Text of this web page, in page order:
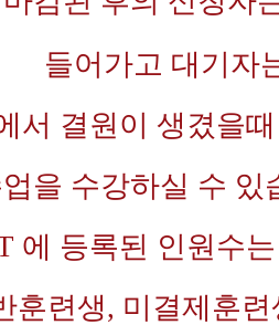
들어가고 대기자
서 결원이 생겼을
을 수강하실 수 있
에 등록된 인원수
훈련생, 미결제훈련